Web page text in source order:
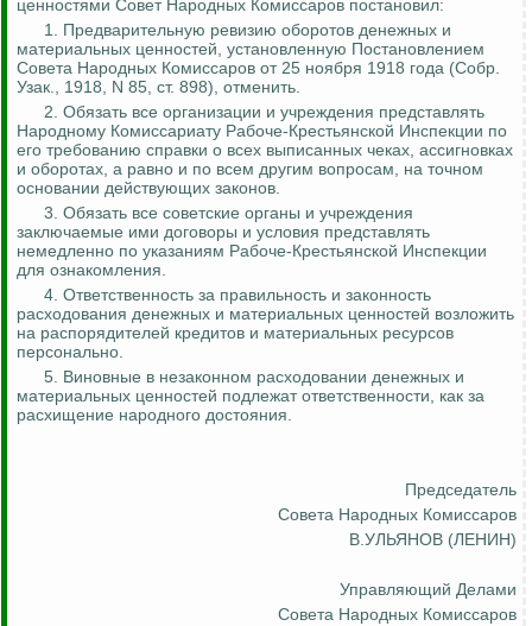
ценностями Совет Народных Комиссаров постановил:
1. Предварительную ревизию оборотов денежных и
материальных ценностей, установленную Постановлением
Совета Народных Комиссаров от 25 ноября 1918 года (Собр.
Узак., 1918, N 85, ст. 898), отменить.
2. Обязать все организации и учреждения представлять
Народному Комиссариату Рабоче-Крестьянской Инспекции по
его требованию справки о всех выписанных чеках, ассигновках
и оборотах, а равно и по всем другим вопросам, на точном
основании действующих законов.
3. Обязать все советские органы и учреждения
заключаемые ими договоры и условия представлять
немедленно по указаниям Рабоче-Крестьянской Инспекции
для ознакомления.
4. Ответственность за правильность и законность
расходования денежных и материальных ценностей возложить
на распорядителей кредитов и материальных ресурсов
персонально.
5. Виновные в незаконном расходовании денежных и
материальных ценностей подлежат ответственности, как за
расхищение народного достояния.
Председатель
Совета Народных Комиссаров
В.УЛЬЯНОВ (ЛЕНИН)
Управляющий Делами
Совета Народных Комиссаров